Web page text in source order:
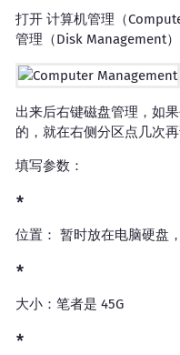
打开 计算机管理（
管理（Disk Management）
出来后右键磁盘管理，如
的，就在右侧分区点几次再
填写参数：
位置： 暂时放在电脑硬盘
大小：笔者是 45G